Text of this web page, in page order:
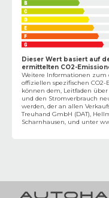
Dieser Wert basiert auf
ermittelten CO2-
Weitere Informationen zum
offiziellen spezifischen
können dem‚ Leitfaden
und den Stromverbrauch
werden, der an allen
Treuhand GmbH (DAT),
Scharnhausen, und unter